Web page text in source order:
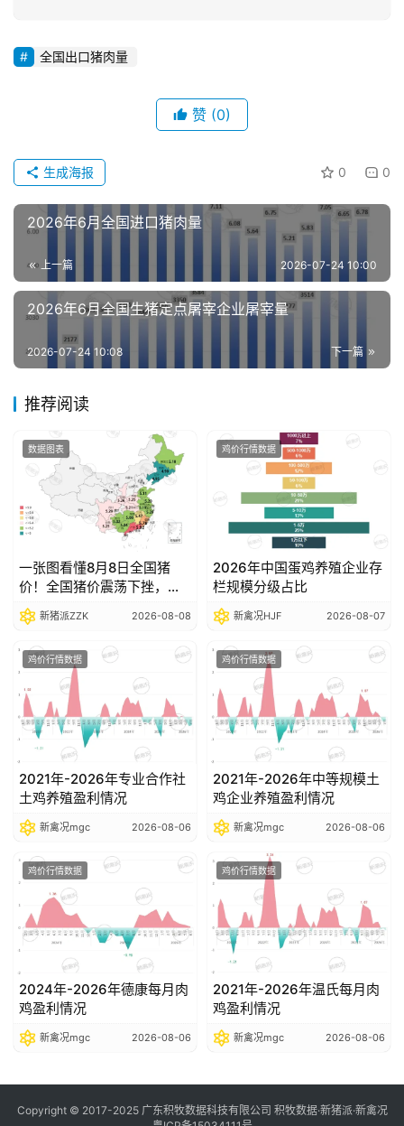
讯
闻
分
析
告
据
日
猪
价
全国出口猪肉量
赞 (0)
0 0
生成海报
2026年6月全国进口猪肉量
上一篇 2026-07-24 10:00
2026年6月全国生猪定点屠宰企业屠宰量
下一篇
2026-07-24 10:08
推荐阅读
数据图表
一张图看懂8月8日全国猪
价！全国猪价震荡下挫，部
分省份跌破5元关口
新猪派ZZK 2026-08-08
鸡价行情数据
2026年中国蛋鸡养殖企业存
栏规模分级占比
新禽况HJF 2026-08-07
鸡价行情数据
2021年-2026年专业合作社
土鸡养殖盈利情况
新禽况mgc 2026-08-06
鸡价行情数据
2021年-2026年中等规模土
鸡企业养殖盈利情况
新禽况mgc 2026-08-06
鸡价行情数据
2024年-2026年德康每月肉
鸡盈利情况
新禽况mgc 2026-08-06
鸡价行情数据
2021年-2026年温氏每月肉
鸡盈利情况
新禽况mgc 2026-08-06
Copyright © 2017-2025 广东积牧数据科技有限公司 积牧数据·新猪派·新禽况